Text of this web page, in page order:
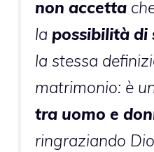
non accetta
la possibilità di
la stessa
matrimonio: è
tra uomo e
ringraziando